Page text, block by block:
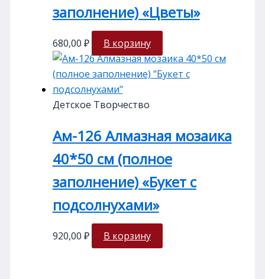
заполнение) «Цветы»
680,00 ₽ В корзину
Детское Творчество
Ам-126 Алмазная мозаика
40*50 см (полное
заполнение) «Букет с
подсолнухами»
920,00 ₽ В корзину